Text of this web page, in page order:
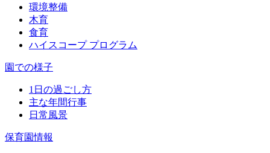
環境整備
木育
食育
ハイスコープ プログラム
園での様子
1日の過ごし方
主な年間行事
日常風景
保育園情報